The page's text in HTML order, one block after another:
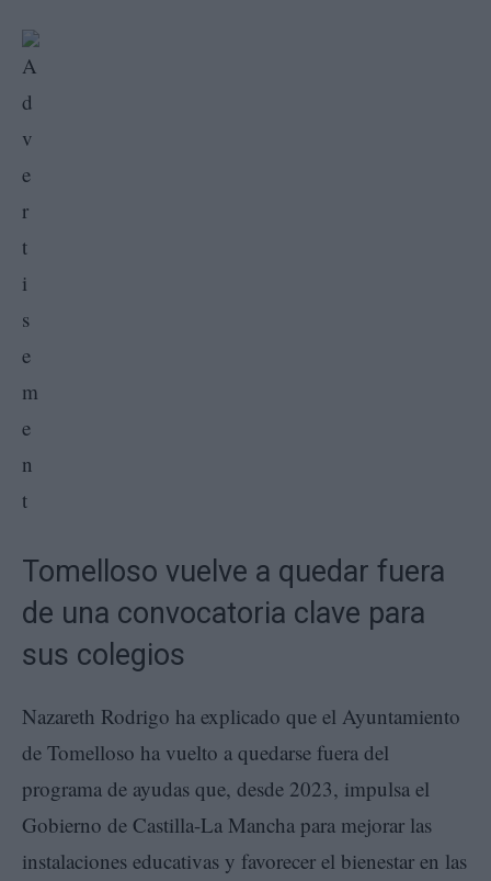
Tomelloso vuelve a quedar fuera
de una convocatoria clave para
sus colegios
Nazareth Rodrigo ha explicado que el Ayuntamiento
de Tomelloso ha vuelto a quedarse fuera del
programa de ayudas que, desde 2023, impulsa el
Gobierno de Castilla-La Mancha para mejorar las
instalaciones educativas y favorecer el bienestar en las